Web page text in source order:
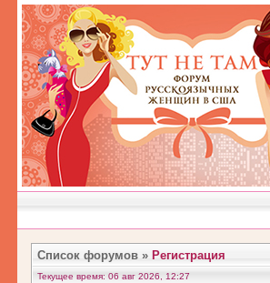
Список форумов » Регистрация
Текущее время: 06 авг 2026, 12:27